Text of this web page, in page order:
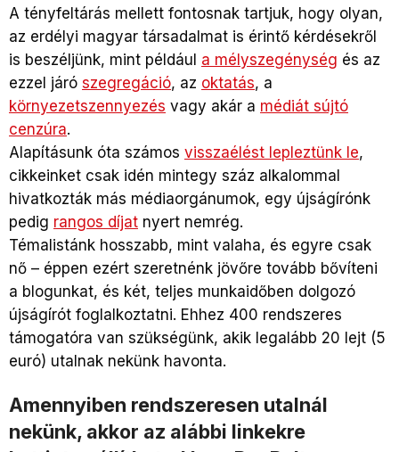
A tényfeltárás mellett fontosnak tartjuk, hogy olyan,
az erdélyi magyar társadalmat is érintő kérdésekről
is beszéljünk, mint például a mélyszegénység és az
ezzel járó szegregáció, az oktatás, a
környezetszennyezés vagy akár a médiát sújtó
cenzúra.
Alapításunk óta számos visszaélést lepleztünk le,
cikkeinket csak idén mintegy száz alkalommal
hivatkozták más médiaorgánumok, egy újságírónk
pedig rangos díjat nyert nemrég.
Témalistánk hosszabb, mint valaha, és egyre csak
nő – éppen ezért szeretnénk jövőre tovább bővíteni
a blogunkat, és két, teljes munkaidőben dolgozó
újságírót foglalkoztatni. Ehhez 400 rendszeres
támogatóra van szükségünk, akik legalább 20 lejt (5
euró) utalnak nekünk havonta.
Amennyiben rendszeresen utalnál
nekünk, akkor az alábbi linkekre